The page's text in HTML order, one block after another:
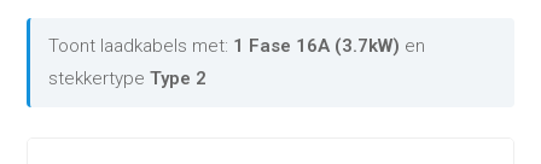
Toont laadkabels met: 1 Fase 16A (3.7kW) en
stekkertypeType 2